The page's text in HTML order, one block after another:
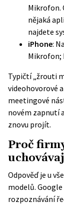
Mikrofon.
nějaká
najdete
iPhone:
Mikrofon;
Typičtí „žrouti
videohovorové
meetingové
novém zapnutí
znovu projít.
Proč
Odpověď je u
modelů.
rozpoznávání